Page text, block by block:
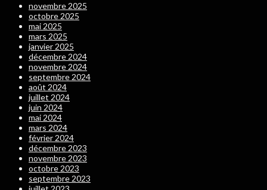
novembre 2025
octobre 2025
mai 2025
mars 2025
janvier 2025
décembre 2024
novembre 2024
septembre 2024
août 2024
juillet 2024
juin 2024
mai 2024
mars 2024
février 2024
décembre 2023
novembre 2023
octobre 2023
septembre 2023